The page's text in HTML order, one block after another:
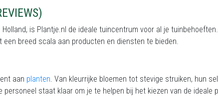
is Plantje.nl de ideale tuincentrum voor al je
breed scala aan producten en diensten te bieden.
aan planten . Van kleurrijke bloemen tot stevige struiken, hun
staat klaar om je te helpen bij het kiezen van de ideale